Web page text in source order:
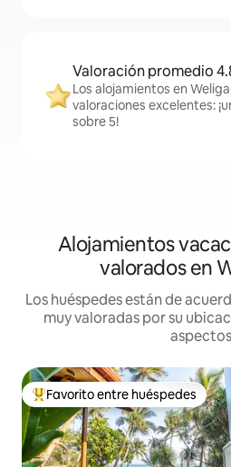
Valoración promedio
Los alojamientos en
valoraciones excelentes:
sobre 5!
Alojamientos
valorados en
Los huéspedes están de
muy valoradas por su
Favorito entre huéspedes
Favorito entre huéspedes